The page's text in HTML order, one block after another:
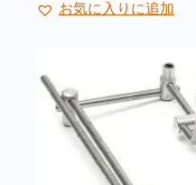
お気に入りに追加